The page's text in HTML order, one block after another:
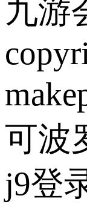
九游
可波
j9登